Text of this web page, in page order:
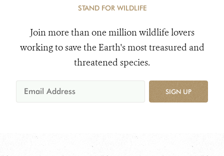
STAND FOR WILDLIFE
Join more than one million wildlife lovers
working to save the Earth's most treasured and
threatened species.
SIGN UP